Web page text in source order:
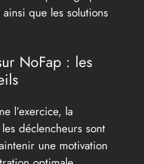
que les solutions
NoFap : les
l’exercice, la
déclencheurs sont
une motivation